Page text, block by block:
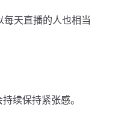
天直播的人也相当
续保持紧张感。